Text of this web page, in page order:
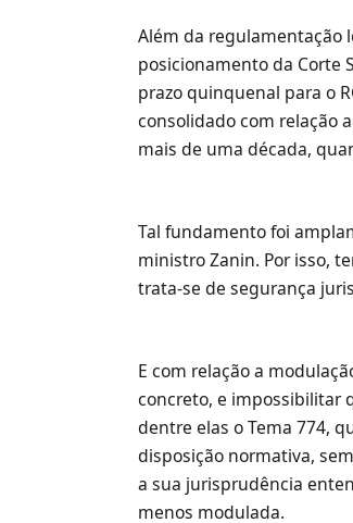
Além da regulamentação
posicionamento da Corte
prazo quinquenal para o
consolidado com relação
mais de uma década,
Tal fundamento foi
ministro Zanin. Por isso,
trata-se de segurança
E com relação a
concreto, e impossibilitar
dentre elas o Tema 774,
disposição normativa,
a sua jurisprudência
menos modulada.